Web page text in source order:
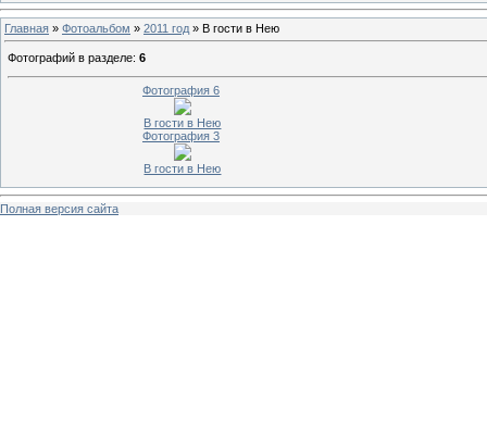
Главная » Фотоальбом » 2011 год » В гости в Нею
Фотографий в разделе: 6
Фотография 6
В гости в Нею
Фотография 3
В гости в Нею
Полная версия сайта